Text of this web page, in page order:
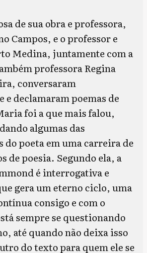
de sua obra e professora,
Campos, e o professor e
Medina, juntamente com a
professora Regina
conversaram
declamaram poemas de
foi a que mais falou,
algumas das
poeta em uma carreira de
de poesia. Segundo ela, a
é interrogativa e
gera um eterno ciclo, uma
consigo e com o
sempre se questionando
até quando não deixa isso
do texto para quem ele se